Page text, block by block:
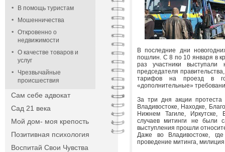
В помощь туристам
Мошенничества
Откровенно о
недвижимости
О качестве товаров и
услуг
Чрезвычайные
происшествия
Сам себе адвокат
Сад 21 века
Мой дом- моя крепость
Позитивная психология
Воспитай Свои Чувства
В последние дни
пошлин. С 8 по 10 января в
раз участники
председателя
тарифов на проезд в
«дополнительные»
За три дня акции протеста
Владивостоке, Находке,
Нижнем Тагиле, Иркутске,
случаев митинги не были
выступления прошли
Даже во Владивостоке,
проведение митинга,